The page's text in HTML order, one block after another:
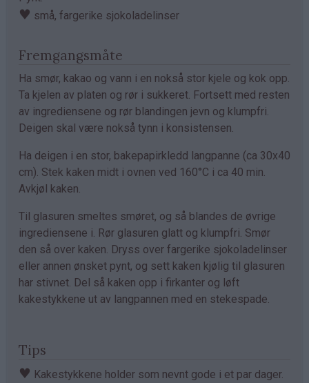
♥ små, fargerike sjokoladelinser
Fremgangsmåte
Ha smør, kakao og vann i en nokså stor kjele og kok opp.
Ta kjelen av platen og rør i sukkeret. Fortsett med resten
av ingrediensene og rør blandingen jevn og klumpfri.
Deigen skal være nokså tynn i konsistensen.
Ha deigen i en stor, bakepapirkledd langpanne (ca 30x40
cm). Stek kaken midt i ovnen ved 160°C i ca 40 min.
Avkjøl kaken.
Til glasuren smeltes smøret, og så blandes de øvrige
ingrediensene i. Rør glasuren glatt og klumpfri. Smør
den så over kaken. Dryss over fargerike sjokoladelinser
eller annen ønsket pynt, og sett kaken kjølig til glasuren
har stivnet. Del så kaken opp i firkanter og løft
kakestykkene ut av langpannen med en stekespade.
Tips
♥ Kakestykkene holder som nevnt gode i et par dager.